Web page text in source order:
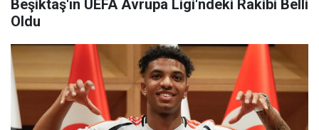
Beşiktaş'ın UEFA Avrupa Ligi'ndeki Rakibi Belli
Oldu